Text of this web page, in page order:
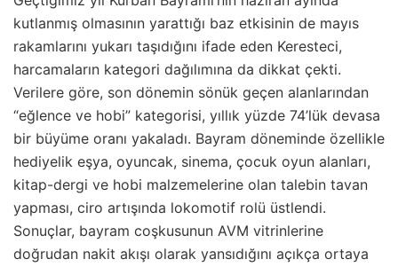
kutlanmış olmasının yarattığı baz etkisinin de mayıs
rakamlarını yukarı taşıdığını ifade eden Keresteci,
harcamaların kategori dağılımına da dikkat çekti.
Verilere göre, son dönemin sönük geçen alanlarından
“eğlence ve hobi” kategorisi, yıllık yüzde 74’lük devasa
bir büyüme oranı yakaladı. Bayram döneminde özellikle
hediyelik eşya, oyuncak, sinema, çocuk oyun alanları,
kitap-dergi ve hobi malzemelerine olan talebin tavan
yapması, ciro artışında lokomotif rolü üstlendi.
Sonuçlar, bayram coşkusunun AVM vitrinlerine
doğrudan nakit akışı olarak yansıdığını açıkça ortaya